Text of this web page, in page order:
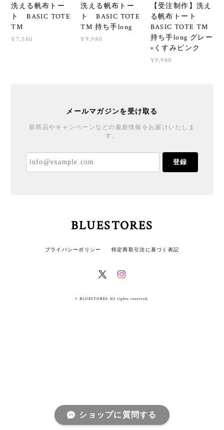
洗える帆布トー
ト BASIC TOTE
TM
¥7,580
洗える帆布トー
ト BASIC TOTE
TM 持ち手long
¥9,980
【受注制作】洗え
る帆布トート
BASIC TOTE TM
持ち手long グレー
×くすみピンク
¥9,980
メールマガジンを受け取る
新商品やキャンペーンなどの最新情報をお届けいたしま
す。
登録
BLUESTORES
プライバシーポリシー 特定商取引法に基づく表記
© BLUESTORES All rights reserved.
ショップに質問する